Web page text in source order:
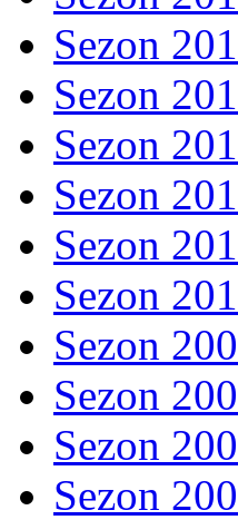
Sezon
Sezon
Sezon
Sezon
Sezon
Sezon
Sezon
Sezon
Sezon
Sezon